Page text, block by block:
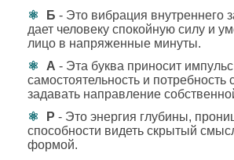
Б - Это вибрация внутреннего
дает человеку спокойную силу и
лицо в напряженные минуты.
А - Эта буква приносит
самостоятельность и потребность
задавать направление
Р - Это энергия глубины,
способности видеть скрытый
формой.